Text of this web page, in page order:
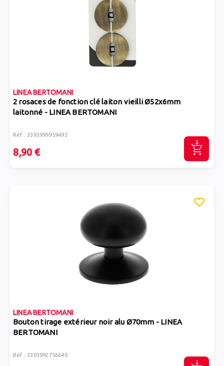
LINEA BERTOMANI
2 rosaces de fonction clé laiton vieilli Ø52x6mm
laitonné - LINEA BERTOMANI
Réf : 3393999959495
8,90 €
LINEA BERTOMANI
Bouton tirage extérieur noir alu Ø70mm - LINEA
BERTOMANI
Réf : 3393992756640